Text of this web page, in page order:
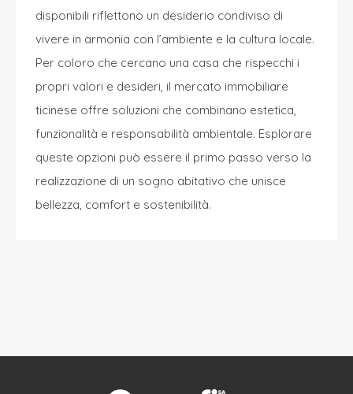
disponibili riflettono un desiderio condiviso di
vivere in armonia con l’ambiente e la cultura locale.
Per coloro che cercano una casa che rispecchi i
propri valori e desideri, il mercato immobiliare
ticinese offre soluzioni che combinano estetica,
funzionalità e responsabilità ambientale. Esplorare
queste opzioni può essere il primo passo verso la
realizzazione di un sogno abitativo che unisce
bellezza, comfort e sostenibilità.